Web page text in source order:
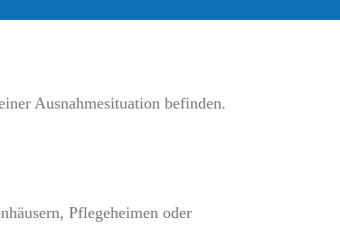
Ausnahmesituation befinden.
Pflegeheimen oder